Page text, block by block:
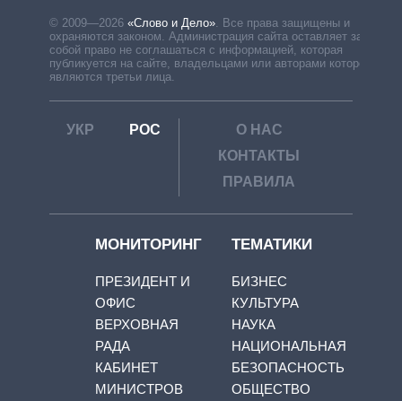
© 2009—2026 «Слово и Дело»
Все права защищены и
охраняются законом. Администрация сайта оставляет за
собой право не соглашаться с информацией, которая
публикуется на сайте, владельцами или авторами которой
являются третьи лица.
УКР РОС
О НАС
КОНТАКТЫ
ПРАВИЛА
МОНИТОРИНГ
ПРЕЗИДЕНТ И
ОФИС
ВЕРХОВНАЯ
РАДА
КАБИНЕТ
МИНИСТРОВ
ТЕМАТИКИ
БИЗНЕС
КУЛЬТУРА
НАУКА
НАЦИОНАЛЬНАЯ
БЕЗОПАСНОСТЬ
ОБЩЕСТВО